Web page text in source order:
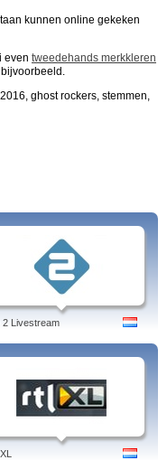
kunnen online gekeken
even tweedehands merkkleren
ghost rockers, stemmen,
2 Livestream